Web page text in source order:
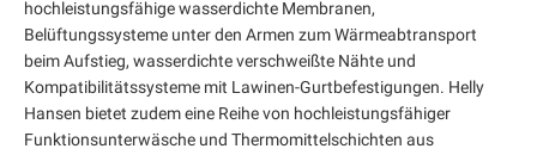
hochleistungsfähige wasserdichte Membranen,
Belüftungssysteme unter den Armen zum Wärmeabtransport
beim Aufstieg, wasserdichte verschweißte Nähte und
Kompatibilitätssysteme mit Lawinen-Gurtbefestigungen. Helly
Hansen bietet zudem eine Reihe von hochleistungsfähiger
Funktionsunterwäsche und Thermomittelschichten aus